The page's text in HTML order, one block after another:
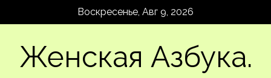
Воскресенье, Авг 9, 2026
Женская Азбука.